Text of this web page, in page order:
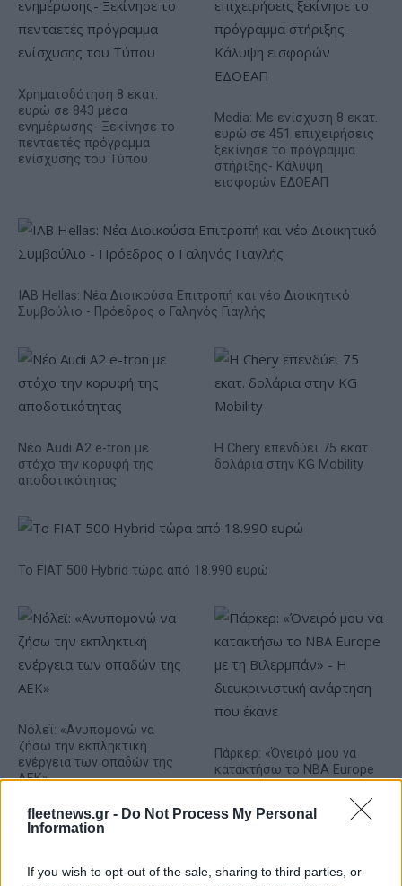
fleetnews.gr - Do Not Process My Personal
Information
If you wish to opt-out of the sale, sharing to third parties, or
Χρηματοδότηση 8 εκατ.
ευρώ σε 843 μέσα
ενημέρωσης- Ξεκίνησε το
πενταετές πρόγραμμα
ενίσχυσης του Τύπου
Media: Με ενίσχυση 8 εκατ.
ευρώ σε 451 επιχειρήσεις
ξεκίνησε το πρόγραμμα
στήριξης- Κάλυψη
εισφορών ΕΔΟΕΑΠ
IAB Hellas: Νέα Διοικούσα Επιτροπή και νέο Διοικητικό
Συμβούλιο - Πρόεδρος ο Γαληνός Γιαγλής
Νέο Audi A2 e-tron με
στόχο την κορυφή της
αποδοτικότητας
Η Chery επενδύει 75 εκατ.
δολάρια στην KG Mobility
Το FIAT 500 Hybrid τώρα από 18.990 ευρώ
Νόλεϊ: «Ανυπομονώ να
ζήσω την εκπληκτική
ενέργεια των οπαδών της
ΑΕΚ»
Πάρκερ: «Όνειρό μου να
κατακτήσω το ΝΒΑ Europe
με τη Βιλερμπάν» - Η
διευκρινιστική ανάρτηση
που έκανε